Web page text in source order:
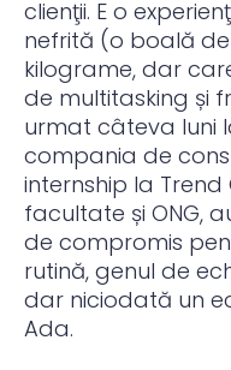
clienţii. E o
nefrită (o boală
kilograme, dar
de multitasking și
urmat câteva luni
compania de
internship la
facultate și ONG,
de compromis
rutină, genul de
dar niciodată un
Ada.